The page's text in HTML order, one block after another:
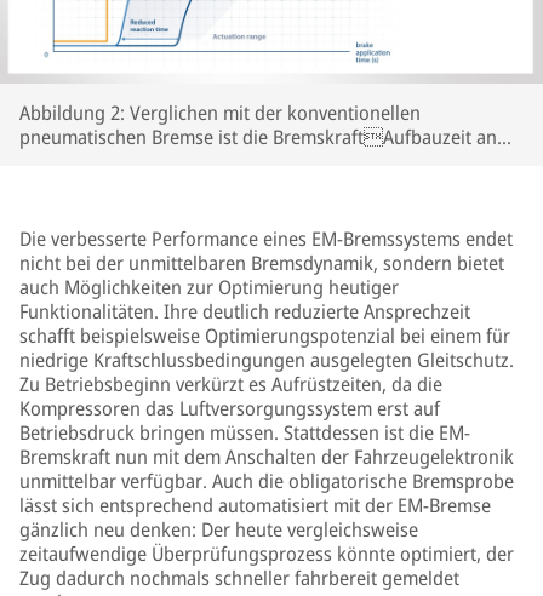
Abbildung 2: Verglichen mit der konventionellen
pneumatischen Bremse ist die BremskraftAufbauzeit an
Die verbesserte Performance eines EM-Bremssystems endet
nicht bei der unmittelbaren Bremsdynamik, sondern bietet
auch Möglichkeiten zur Optimierung heutiger
Funktionalitäten. Ihre deutlich reduzierte Ansprechzeit
schafft beispielsweise Optimierungspotenzial bei einem für
niedrige Kraftschlussbedingungen ausgelegten Gleitschutz.
Zu Betriebsbeginn verkürzt es Aufrüstzeiten, da die
Kompressoren das Luftversorgungssystem erst auf
Betriebsdruck bringen müssen. Stattdessen ist die EM-
Bremskraft nun mit dem Anschalten der Fahrzeugelektronik
unmittelbar verfügbar. Auch die obligatorische Bremsprobe
lässt sich entsprechend automatisiert mit der EM-Bremse
gänzlich neu denken: Der heute vergleichsweise
zeitaufwendige Überprüfungsprozess könnte optimiert, der
Zug dadurch nochmals schneller fahrbereit gemeldet